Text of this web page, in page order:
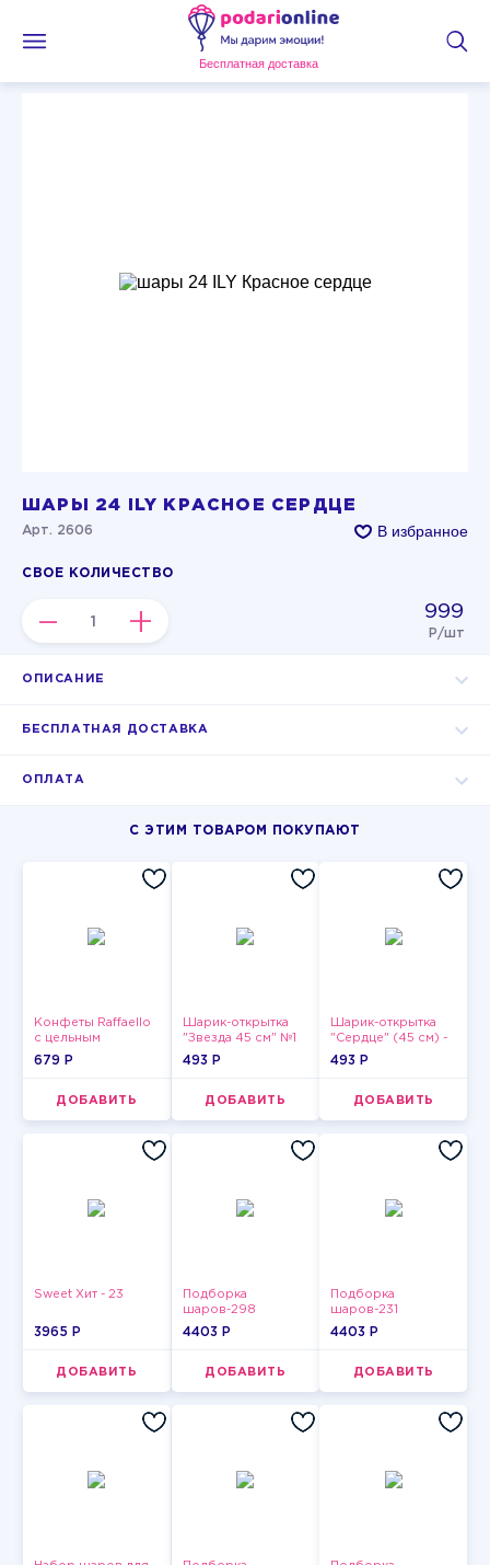
Бесплатная доставка
ШАРЫ 24 ILY КРАСНОЕ СЕРДЦЕ
Арт. 2606 В избранное
СВОЕ КОЛИЧЕСТВО
– + 999
Р/шт
ОПИСАНИЕ
БЕСПЛАТНАЯ ДОСТАВКА
ОПЛАТА
С ЭТИМ ТОВАРОМ ПОКУПАЮТ
Конфеты Raffaello
с цельным
миндальным
обсыпке 150 г
679 P
ДОБАВИТЬ
Шарик-открытка
"Звезда 45 см" №1
493 P
ДОБАВИТЬ
Шарик-открытка
"Сердце" (45 см) -
2
493 P
ДОБАВИТЬ
Sweet Хит - 23
3965 P
ДОБАВИТЬ
Подборка
шаров-298
4403 P
ДОБАВИТЬ
Подборка
шаров-231
4403 P
ДОБАВИТЬ